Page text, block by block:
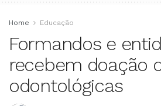
Home Educação
Formandos e
recebem doação
odontológicas